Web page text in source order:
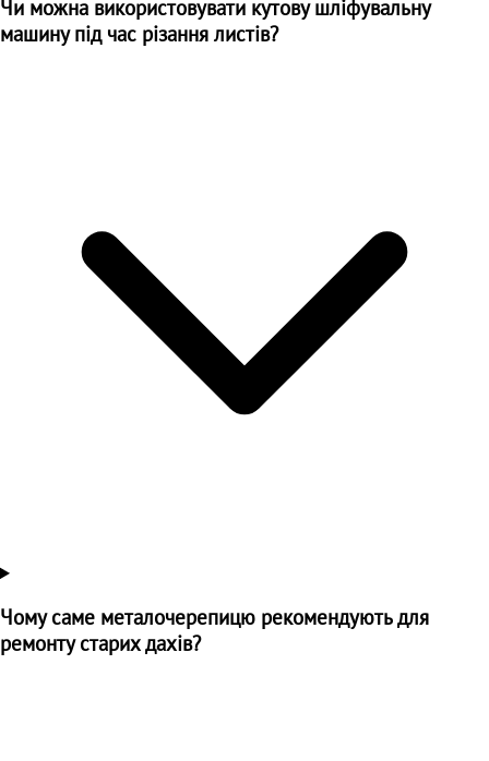
Чи можна використовувати кутову шліфувальну
машину під час різання листів?
Чому саме металочерепицю рекомендують для
ремонту старих дахів?